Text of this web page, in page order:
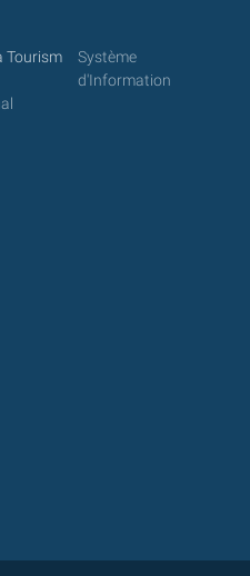
Système
d'Information